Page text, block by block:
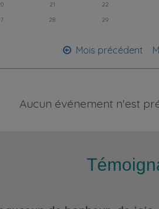
21
22
28
29
Mois précédent
Aucun événement n'est